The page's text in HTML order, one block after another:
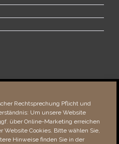
Rechtsprechung Pflicht und
Um unsere Website
über Online-Marketing erreichen
Cookies. Bitte wählen Sie,
Hinweise finden Sie in der